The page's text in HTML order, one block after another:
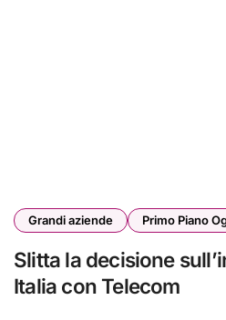
Grandi aziende Primo Piano
Slitta la decisione
Italia con Telecom